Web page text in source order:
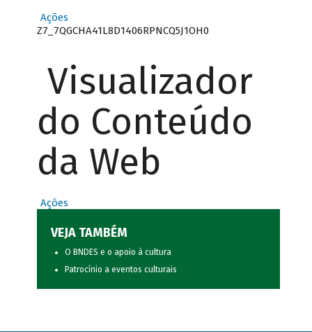
Ações
Z7_7QGCHA41L8D1406RPNCQ5J1OH0
Visualizador
do Conteúdo
da Web
Ações
VEJA TAMBÉM
O BNDES e o apoio à cultura
Patrocínio a eventos culturais